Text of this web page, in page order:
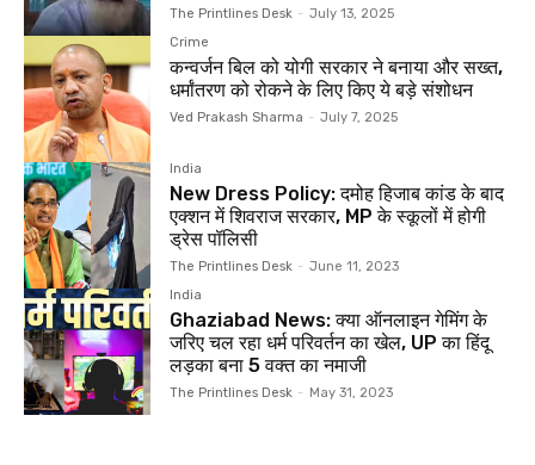
The Printlines Desk - July 13, 2025
Crime
कन्वर्जन बिल को योगी सरकार ने बनाया और सख्त,
धर्मांतरण को रोकने के लिए किए ये बड़े संशोधन
Ved Prakash Sharma - July 7, 2025
India
New Dress Policy: दमोह हिजाब कांड के बाद
एक्शन में शिवराज सरकार, MP के स्कूलों में होगी
ड्रेस पॉलिसी
The Printlines Desk - June 11, 2023
India
Ghaziabad News: क्या ऑनलाइन गेमिंग के
जरिए चल रहा धर्म परिवर्तन का खेल, UP का हिंदू
लड़का बना 5 वक्त का नमाजी
The Printlines Desk - May 31, 2023